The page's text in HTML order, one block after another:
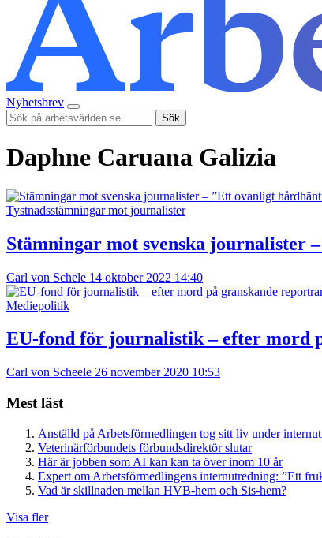
Nyhetsbrev
Sök
Daphne Caruana Galizia
Tystnadsstämningar mot journalister
Stämningar mot svenska journalister
Carl von Schele 14 oktober 2022 14:40
Mediepolitik
EU-fond för journalistik – efter mord
Carl von Scheele 26 november 2020 10:53
Mest läst
Anställd på Arbetsförmedlingen tog sitt liv under
Veterinärförbundets förbundsdirektör slutar
Här är jobben som AI kan kan ta över inom 10 år
Expert om Arbetsförmedlingens internutredning: ”Ett
Vad är skillnaden mellan HVB-hem och Sis-hem?
Visa fler